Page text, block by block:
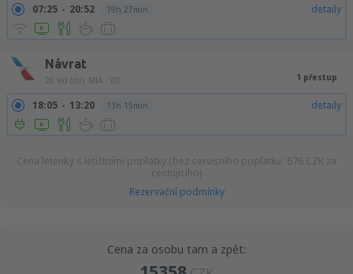
07:25 20:52 19h 27min detaily
Návrat
20 led (stř) MIA - VIE 1 přestup
18:05 13:20 13h 15min detaily
Cena letenky s letištními poplatky (bez servisního poplatku: 676 CZK za
cestujícího)
Rezervační podmínky
Cena za osobu tam a zpět: